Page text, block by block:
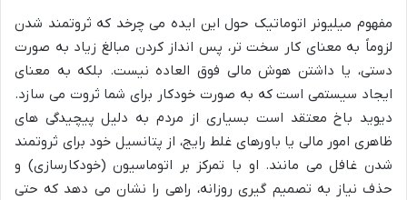
مفهوم میلیونر اتوماتیک حول این ایده می چرخد که ثروتمند شدن
لزوماً به معنای کار سخت تر، پس انداز کردن مبالغ زیاد به صورت
دستی، یا داشتن هوش مالی فوق العاده نیست. بلکه به معنای
ایجاد سیستمی است که به صورت خودکار برای شما ثروت می سازد.
دیوید باخ معتقد است بسیاری از مردم به دلیل پیچیدگی های
ظاهری امور مالی یا باورهای غلط رایج، از پتانسیل خود برای ثروتمند
شدن غافل می مانند. او با تمرکز بر اتوماسیون (خودکارسازی) و
حذف نیاز به تصمیم گیری روزانه، راهی را نشان می دهد که حتی